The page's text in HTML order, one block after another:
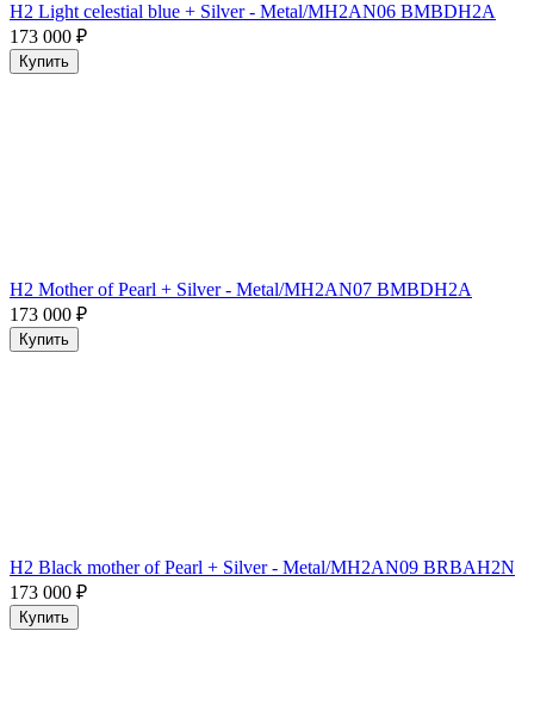
H2 Light celestial blue + Silver - Metal/MH2AN06 BMBDH2A
173 000 ₽
Купить
H2 Mother of Pearl + Silver - Metal/MH2AN07 BMBDH2A
173 000 ₽
Купить
H2 Black mother of Pearl + Silver - Metal/MH2AN09 BRBAH2N
173 000 ₽
Купить